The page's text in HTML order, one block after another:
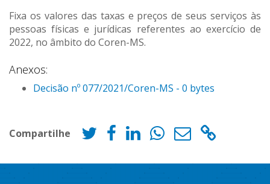
Fixa os valores das taxas e preços de seus serviços às
pessoas físicas e jurídicas referentes ao exercício de
2022, no âmbito do Coren-MS.
Anexos:
Decisão nº 077/2021/Coren-MS - 0 bytes
Compartilhe